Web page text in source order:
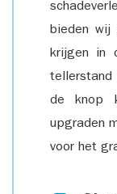
bieden wij
krijgen in
de knop
upgraden
voor het